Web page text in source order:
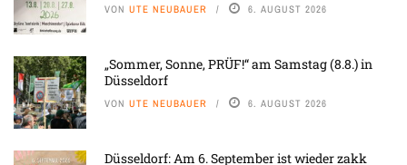
VON UTE NEUBAUER 6. AUGUST 2026
„Sommer, Sonne, PRÜF!“ am Samstag (8.8.) in
Düsseldorf
VON UTE NEUBAUER 6. AUGUST 2026
Düsseldorf: Am 6. September ist wieder zakk